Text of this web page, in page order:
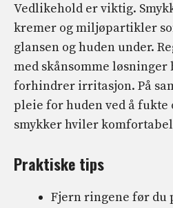
Vedlikehold er viktig.
kremer og miljøpartikler
glansen og huden under.
med skånsomme løsninger
forhindrer irritasjon. På
pleie for huden ved å fukte
smykker hviler
Praktiske tips
Fjern ringene før du